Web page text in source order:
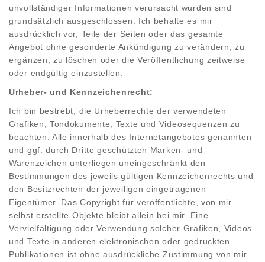
unvollständiger Informationen verursacht wurden sind
grundsätzlich ausgeschlossen. Ich behalte es mir
ausdrücklich vor, Teile der Seiten oder das gesamte
Angebot ohne gesonderte Ankündigung zu verändern, zu
ergänzen, zu löschen oder die Veröffentlichung zeitweise
oder endgültig einzustellen.
Urheber- und Kennzeichenrecht:
Ich bin bestrebt, die Urheberrechte der verwendeten
Grafiken, Tondokumente, Texte und Videosequenzen zu
beachten. Alle innerhalb des Internetangebotes genannten
und ggf. durch Dritte geschützten Marken- und
Warenzeichen unterliegen uneingeschränkt den
Bestimmungen des jeweils gültigen Kennzeichenrechts und
den Besitzrechten der jeweiligen eingetragenen
Eigentümer. Das Copyright für veröffentlichte, von mir
selbst erstellte Objekte bleibt allein bei mir. Eine
Vervielfältigung oder Verwendung solcher Grafiken, Videos
und Texte in anderen elektronischen oder gedruckten
Publikationen ist ohne ausdrückliche Zustimmung von mir